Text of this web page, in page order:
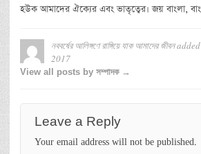
হউক আমাদের ঐক্যের এবং ভাতৃত্বের। জয় বাংলা,
নববর্ষের আলিঙ্গণে রাঙ্গিয়ে যাক আমাদের জীবন
2017
View all posts by সম্পাদক →
Leave a Reply
Your email address will not be published.